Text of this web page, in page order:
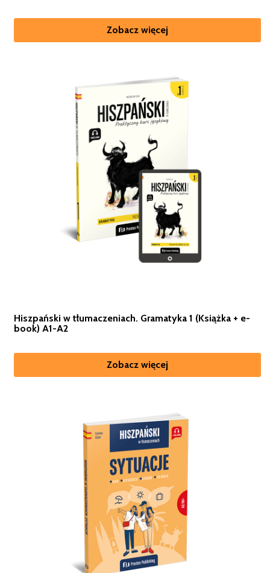
Zobacz więcej
Hiszpański w tłumaczeniach. Gramatyka 1 (Książka + e-
book) A1-A2
Zobacz więcej